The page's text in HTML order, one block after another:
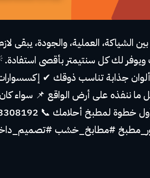
العملية، والجودة، يبقى
لك كل سنتيمتر بأقصى استفادة.
جذابة تناسب ذوقك ✔
ننفذه على أرض الواقع 📌 سواء
#مطابخ_خشب